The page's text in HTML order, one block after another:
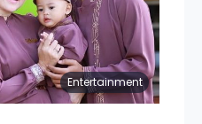
Entertainment